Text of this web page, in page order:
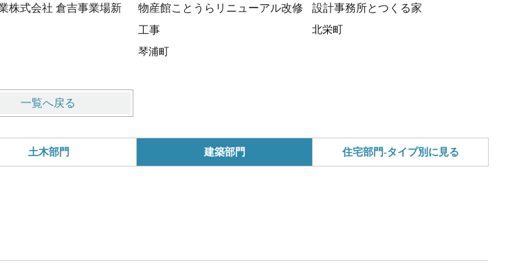
株式会社 倉吉事業場新
物産館ことうらリニューアル改修
工事
琴浦町
設計事務所とつくる家
北栄町
一覧へ戻る
土木部門 建築部門 住宅部門-タイプ別に見る